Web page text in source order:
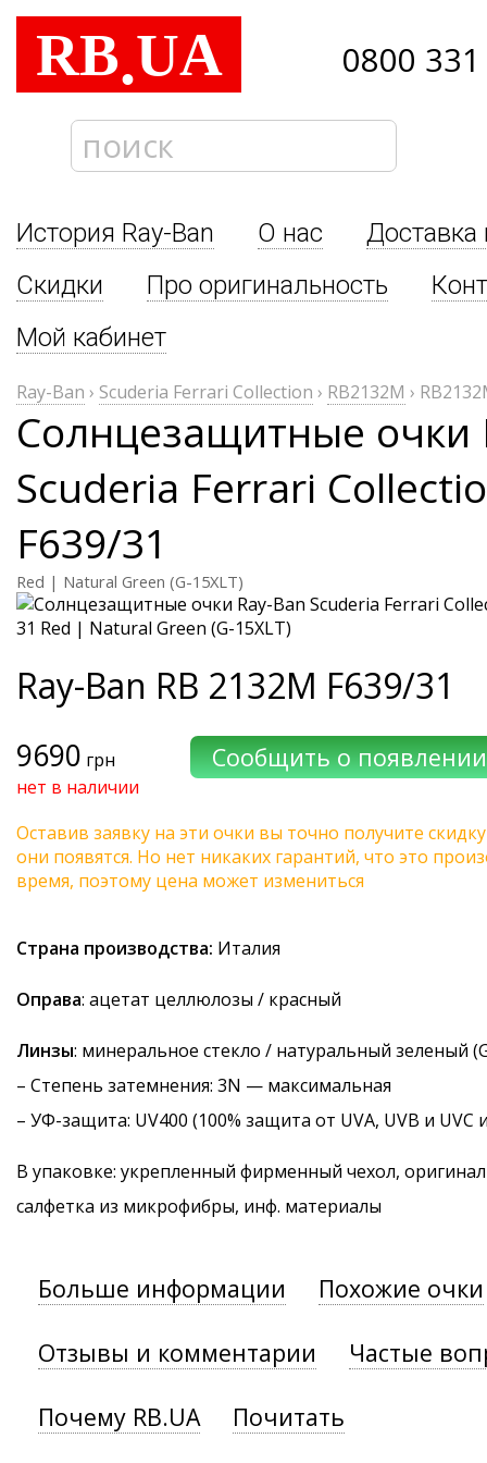
RB.UA 0800
История Ray-Ban О нас
Доставка
Скидки
Про оригинальность
Мой кабинет
Ray-Ban › Scuderia Ferrari Collection › RB2132M ›
Солнцезащитные очки
Scuderia Ferrari
F639/31
Red | Natural Green (G-15XLT)
Ray-Ban RB 2132M F639/31
9690 грн
нет в наличии
Оставив заявку на эти очки вы точно получите
они появятся. Но нет никаких гарантий, что это
время, поэтому цена может измениться
Страна производства: Италия
Оправа: ацетат целлюлозы / красный
Линзы: минеральное стекло / натуральный зеленый
– Степень затемнения: 3N — максимальная
– УФ-защита: UV400 (100% защита от UVA, UVB и UVC
В упаковке: укрепленный фирменный чехол,
салфетка из микрофибры, инф. материалы
Больше информации Похожие очки
Отзывы и комментарии Частые
Почему RB.UA Почитать